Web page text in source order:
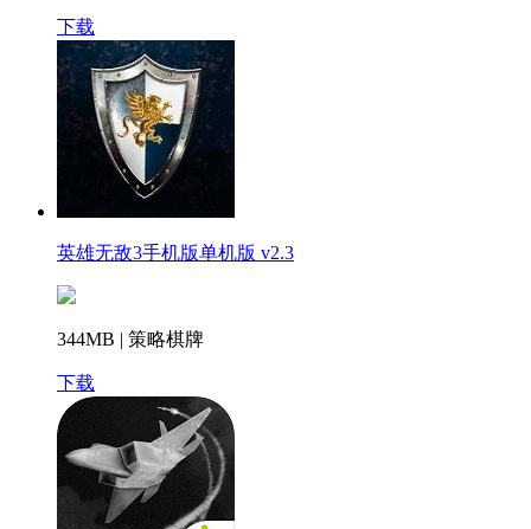
下载
英雄无敌3手机版单机版 v2.3
344MB | 策略棋牌
下载